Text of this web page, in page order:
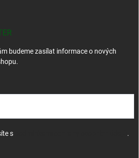
budeme zasílat informace o nových
s .